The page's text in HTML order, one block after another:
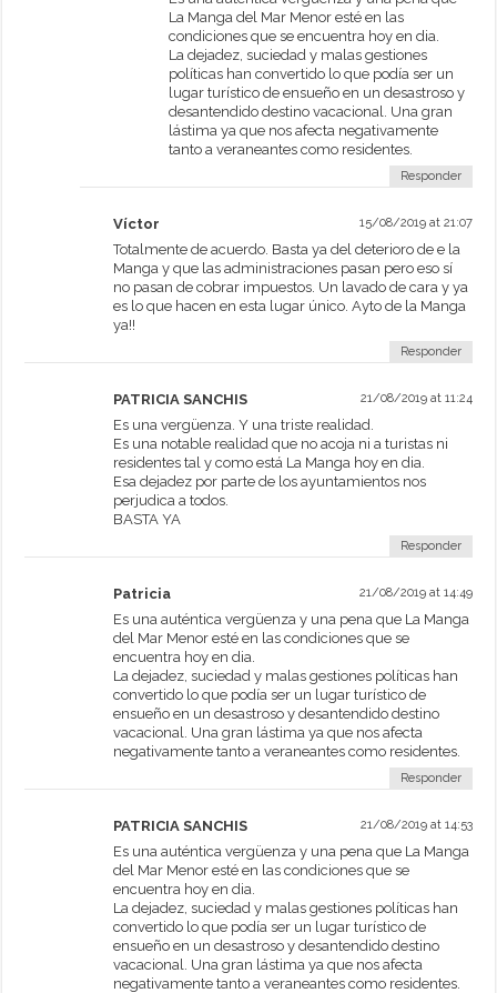
La Manga del Mar Menor esté en las
condiciones que se encuentra hoy en dia.
La dejadez, suciedad y malas gestiones
políticas han convertido lo que podía ser un
lugar turístico de ensueño en un desastroso y
desantendido destino vacacional. Una gran
lástima ya que nos afecta negativamente
tanto a veraneantes como residentes.
Responder
Víctor 15/08/2019 at 21:07
Totalmente de acuerdo. Basta ya del deterioro de e la
Manga y que las administraciones pasan pero eso sí
no pasan de cobrar impuestos. Un lavado de cara y ya
es lo que hacen en esta lugar único. Ayto de la Manga
ya!!
Responder
PATRICIA SANCHIS 21/08/2019 at 11:24
Es una vergüenza. Y una triste realidad.
Es una notable realidad que no acoja ni a turistas ni
residentes tal y como está La Manga hoy en dia.
Esa dejadez por parte de los ayuntamientos nos
perjudica a todos.
BASTA YA
Responder
Patricia 21/08/2019 at 14:49
Es una auténtica vergüenza y una pena que La Manga
del Mar Menor esté en las condiciones que se
encuentra hoy en dia.
La dejadez, suciedad y malas gestiones políticas han
convertido lo que podía ser un lugar turístico de
ensueño en un desastroso y desantendido destino
vacacional. Una gran lástima ya que nos afecta
negativamente tanto a veraneantes como residentes.
Responder
PATRICIA SANCHIS 21/08/2019 at 14:53
Es una auténtica vergüenza y una pena que La Manga
del Mar Menor esté en las condiciones que se
encuentra hoy en dia.
La dejadez, suciedad y malas gestiones políticas han
convertido lo que podía ser un lugar turístico de
ensueño en un desastroso y desantendido destino
vacacional. Una gran lástima ya que nos afecta
negativamente tanto a veraneantes como residentes.